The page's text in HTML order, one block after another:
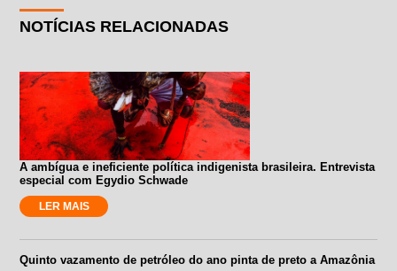
NOTÍCIAS RELACIONADAS
A ambígua e ineficiente política indigenista brasileira. Entrevista
especial com Egydio Schwade
LER MAIS
Quinto vazamento de petróleo do ano pinta de preto a Amazônia